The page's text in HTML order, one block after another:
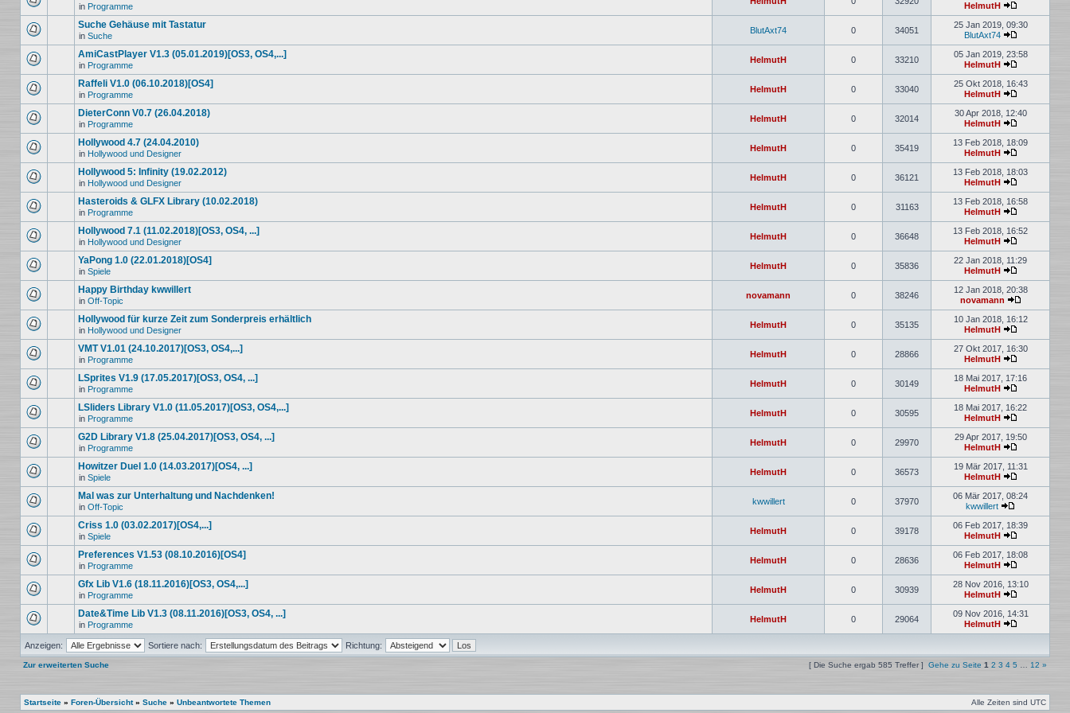
in Programme HelmutH
Suche Gehäuse mit Tastatur
in Suche
BlutAxt74 0 34051
25 Jan 2019, 09:30
BlutAxt74
AmiCastPlayer V1.3 (05.01.2019)[OS3, OS4,...]
in Programme
HelmutH 0 33210
05 Jan 2019, 23:58
HelmutH
Raffeli V1.0 (06.10.2018)[OS4]
in Programme
HelmutH 0 33040
25 Okt 2018, 16:43
HelmutH
DieterConn V0.7 (26.04.2018)
in Programme
HelmutH 0 32014
30 Apr 2018, 12:40
HelmutH
Hollywood 4.7 (24.04.2010)
in Hollywood und Designer
HelmutH 0 35419
13 Feb 2018, 18:09
HelmutH
Hollywood 5: Infinity (19.02.2012)
in Hollywood und Designer
HelmutH 0 36121
13 Feb 2018, 18:03
HelmutH
Hasteroids & GLFX Library (10.02.2018)
in Programme
HelmutH 0 31163
13 Feb 2018, 16:58
HelmutH
Hollywood 7.1 (11.02.2018)[OS3, OS4, ...]
in Hollywood und Designer
HelmutH 0 36648
13 Feb 2018, 16:52
HelmutH
YaPong 1.0 (22.01.2018)[OS4]
in Spiele
HelmutH 0 35836
22 Jan 2018, 11:29
HelmutH
Happy Birthday kwwillert
in Off-Topic
novamann 0 38246
12 Jan 2018, 20:38
novamann
Hollywood für kurze Zeit zum Sonderpreis erhältlich
in Hollywood und Designer
HelmutH 0 35135
10 Jan 2018, 16:12
HelmutH
VMT V1.01 (24.10.2017)[OS3, OS4,...]
in Programme
HelmutH 0 28866
27 Okt 2017, 16:30
HelmutH
LSprites V1.9 (17.05.2017)[OS3, OS4, ...]
in Programme
HelmutH 0 30149
18 Mai 2017, 17:16
HelmutH
LSliders Library V1.0 (11.05.2017)[OS3, OS4,...]
in Programme
HelmutH 0 30595
18 Mai 2017, 16:22
HelmutH
G2D Library V1.8 (25.04.2017)[OS3, OS4, ...]
in Programme
HelmutH 0 29970
29 Apr 2017, 19:50
HelmutH
Howitzer Duel 1.0 (14.03.2017)[OS4, ...]
in Spiele
HelmutH 0 36573
19 Mär 2017, 11:31
HelmutH
Mal was zur Unterhaltung und Nachdenken!
in Off-Topic
kwwillert 0 37970
06 Mär 2017, 08:24
kwwillert
Criss 1.0 (03.02.2017)[OS4,...]
in Spiele
HelmutH 0 39178
06 Feb 2017, 18:39
HelmutH
Preferences V1.53 (08.10.2016)[OS4]
in Programme
HelmutH 0 28636
06 Feb 2017, 18:08
HelmutH
Gfx Lib V1.6 (18.11.2016)[OS3, OS4,...]
in Programme
HelmutH 0 30939
28 Nov 2016, 13:10
HelmutH
Date&Time Lib V1.3 (08.11.2016)[OS3, OS4, ...]
in Programme
HelmutH 0 29064
09 Nov 2016, 14:31
HelmutH
Anzeigen: Sortiere nach: Richtung:
Zur erweiterten Suche [ Die Suche ergab 585 Treffer ] Gehe zu Seite 1 2 3 4 5 12 »
Startseite » Foren-Übersicht» Suche » Unbeantwortete Themen Alle Zeiten sind UTC